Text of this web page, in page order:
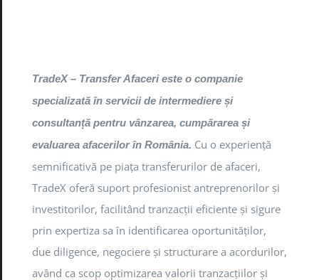
TradeX – Transfer Afaceri este o companie
specializată în servicii de intermediere și
consultanță pentru vânzarea, cumpărarea și
evaluarea afacerilor în România. Cu o experiență
semnificativă pe piața transferurilor de afaceri,
TradeX oferă suport profesionist antreprenorilor și
investitorilor, facilitând tranzacții eficiente și sigure
prin expertiza sa în identificarea oportunităților,
due diligence, negociere și structurare a acordurilor,
având ca scop optimizarea valorii tranzacțiilor și